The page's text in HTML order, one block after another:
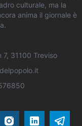
culturale, ma la
anima il giornale è
7, 31100 Treviso